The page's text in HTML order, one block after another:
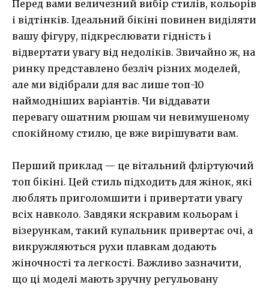
Перед вами величезний вибір стилів, кольорів
і відтінків. Ідеальний бікіні повинен виділяти
вашу фігуру, підкреслювати гідність і
відвертати увагу від недоліків. Звичайно ж, на
ринку представлено безліч різних моделей,
але ми відібрали для вас лише топ-10
наймодніших варіантів. Чи віддавати
перевагу ошатним рюшам чи невимушеному
спокійному стилю, це вже вирішувати вам.
Перший приклад — це вітальний фліртуючий
топ бікіні. Цей стиль підходить для жінок, які
люблять приголомшити і привертати увагу
всіх навколо. Завдяки яскравим кольорам і
візерункам, такий купальник привертає очі, а
викружляються рухи плавкам додають
жіночності та легкості. Важливо зазначити,
що ці моделі мають зручну регульовану